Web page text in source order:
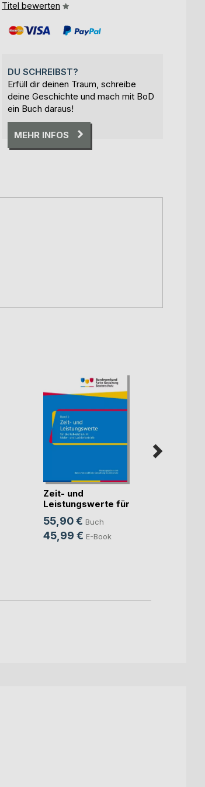
Titel bewerten
DU SCHREIBST?
Erfüll dir deinen Traum, schreibe
deine Geschichte und mach mit BoD
ein Buch daraus!
MEHR INFOS
Zeit- und
Leistungswerte für
55,90 € Buch
45,99 € E-Book